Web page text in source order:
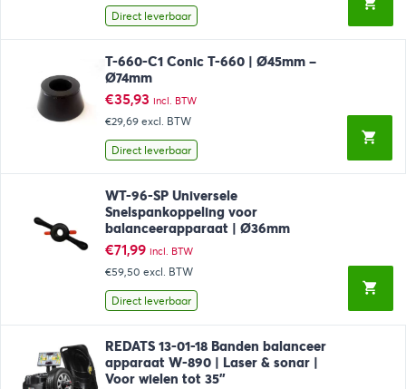
Direct leverbaar
T-660-C1 Conic T-660 | Ø45mm –
Ø74mm
€35,93 incl. BTW
€29,69 excl. BTW
Direct leverbaar
WT-96-SP Universele
Snelspankoppeling voor
balanceerapparaat | Ø36mm
€71,99 incl. BTW
€59,50 excl. BTW
Direct leverbaar
REDATS 13-01-18 Banden balanceer
apparaat W-890 | Laser & sonar |
Voor wielen tot 35”